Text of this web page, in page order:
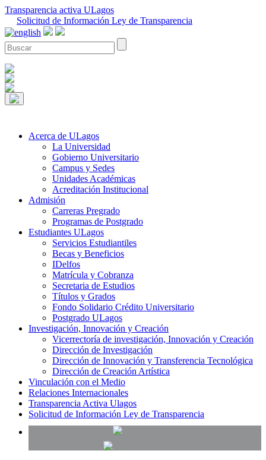
Transparencia activa ULagos
Solicitud de Información Ley de Transparencia
Acerca de ULagos
La Universidad
Gobierno Universitario
Campus y Sedes
Unidades Académicas
Acreditación Institucional
Admisión
Carreras Pregrado
Programas de Postgrado
Estudiantes ULagos
Servicios Estudiantiles
Becas y Beneficios
IDelfos
Matrícula y Cobranza
Secretaria de Estudios
Títulos y Grados
Fondo Solidario Crédito Universitario
Postgrado ULagos
Investigación, Innovación y Creación
Vicerrectoría de investigación, Innovación y Creación
Dirección de Investigación
Dirección de Innovación y Transferencia Tecnológica
Dirección de Creación Artística
Vinculación con el Medio
Relaciones Internacionales
Transparencia Activa Ulagos
Solicitud de Información Ley de Transparencia